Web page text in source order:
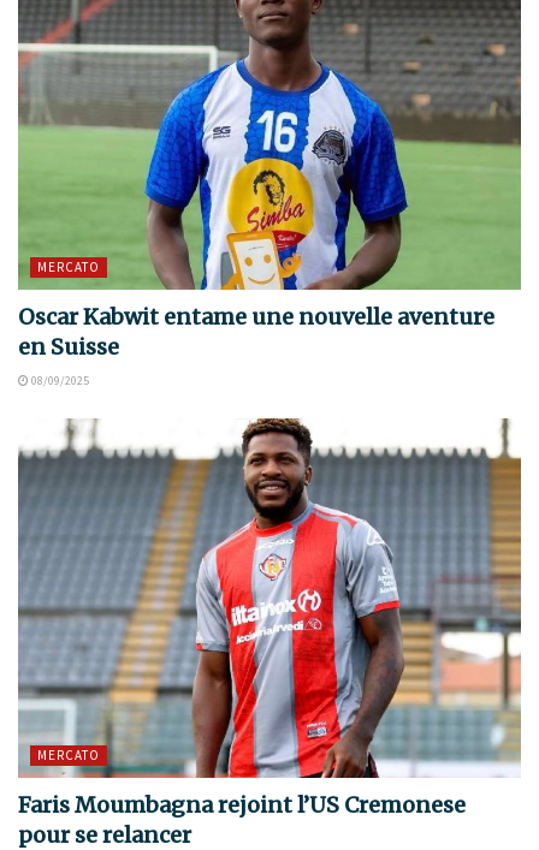
MERCATO
Oscar Kabwit entame une nouvelle aventure
en Suisse
08/09/2025
MERCATO
Faris Moumbagna rejoint l’US Cremonese
pour se relancer